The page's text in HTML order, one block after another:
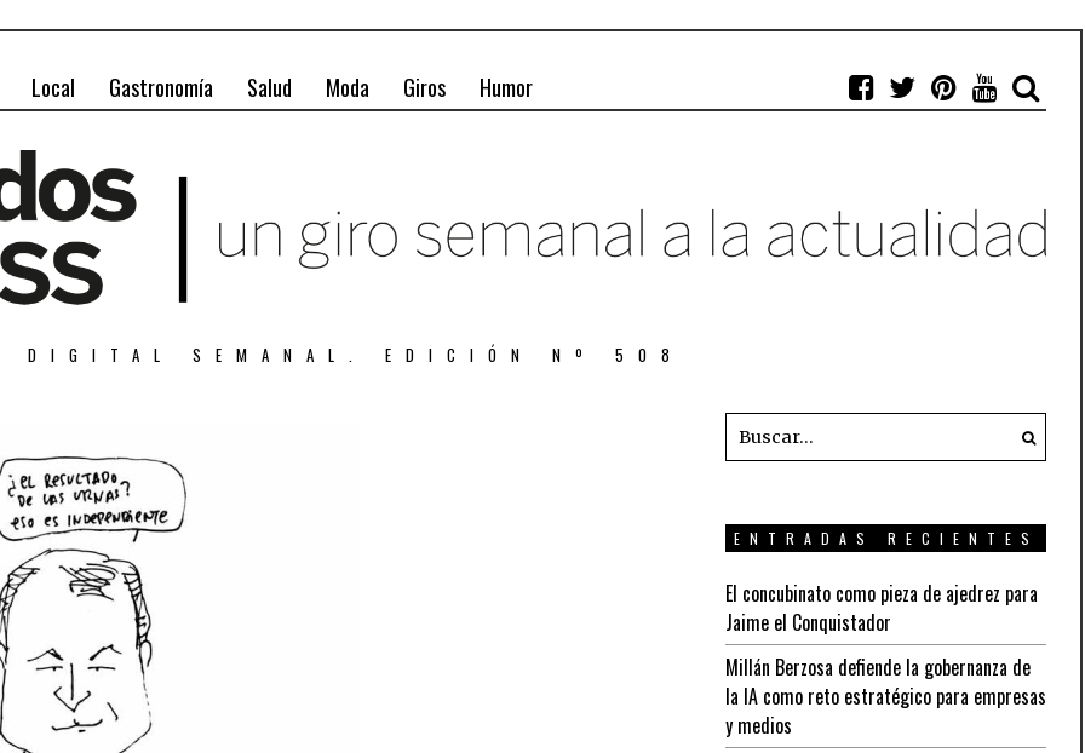
Local Gastronomía Salud Moda Giros Humor
DIGITAL SEMANAL. EDICIÓN Nº 508
ENTRADAS RECIENTES
El concubinato como pieza de ajedrez para
Jaime el Conquistador
Millán Berzosa defiende la gobernanza de
la IA como reto estratégico para empresas
y medios